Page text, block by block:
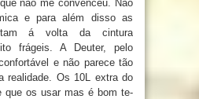
não me convenceu. Não
e para além disso as
á volta da cintura
frágeis. A Deuter, pelo
e não parece tão
realidade. Os 10L extra do
que os usar mas é bom te-